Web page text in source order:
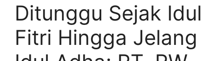
Ditunggu Sejak Idul
Fitri Hingga Jelang